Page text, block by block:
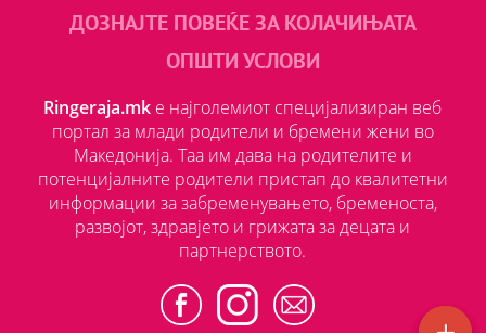
ДОЗНАЈТЕ ПОВЕЌЕ ЗА КОЛАЧИЊАТА
ОПШТИ УСЛОВИ
Ringeraja.mk е најголемиот специјализиран веб
портал за млади родители и бремени жени во
Македонија. Таа им дава на родителите и
потенцијалните родители пристап до квалитетни
информации за забременувањето, бременоста,
развојот, здравјето и грижата за децата и
партнерството.